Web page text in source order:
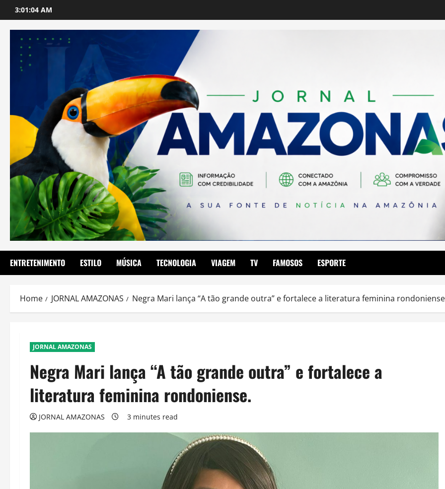
to
content
3:01:05 AM
ENTRETENIMENTO ESTILO MÚSICA TECNOLOGIA VIAGEM TV FAMOSOS ESPORTE
Home JORNAL AMAZONAS Negra Mari lança “A tão grande outra” e fortalece a literatura feminina
JORNAL AMAZONAS
Negra Mari lança “A tão grande outra” e fortalece a
literatura feminina rondoniense.
JORNAL AMAZONAS 3 minutes read